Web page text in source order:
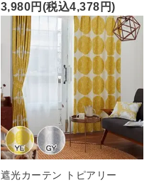
3,980円(税込4,378円)
遮光カーテン トピアリー